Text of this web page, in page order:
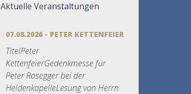
Aktuelle Veranstaltungen
07.08.2026 - PETER KETTENFEIER
TitelPeter
KettenfeierGedenkmesse für
Peter Rosegger bei der
HeldenkapelleLesung von Herrn